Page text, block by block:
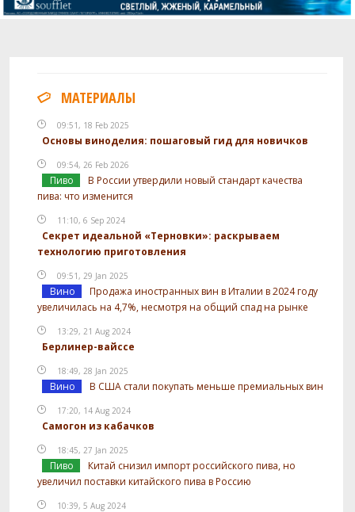
МАТЕРИАЛЫ
09:51, 18 Feb 2025
Основы виноделия: пошаговый гид для новичков
09:54, 26 Feb 2026
Пиво
В России утвердили новый стандарт качества
пива: что изменится
11:10, 6 Sep 2024
Секрет идеальной «Терновки»: раскрываем
технологию приготовления
09:51, 29 Jan 2025
Вино
Продажа иностранных вин в Италии в 2024 году
увеличилась на 4,7%, несмотря на общий спад на рынке
13:29, 21 Aug 2024
Берлинер-вайссе
18:49, 28 Jan 2025
Вино В США стали покупать меньше премиальных вин
17:20, 14 Aug 2024
Самогон из кабачков
18:45, 27 Jan 2025
Пиво
Китай снизил импорт российского пива, но
увеличил поставки китайского пива в Россию
10:39, 5 Aug 2024